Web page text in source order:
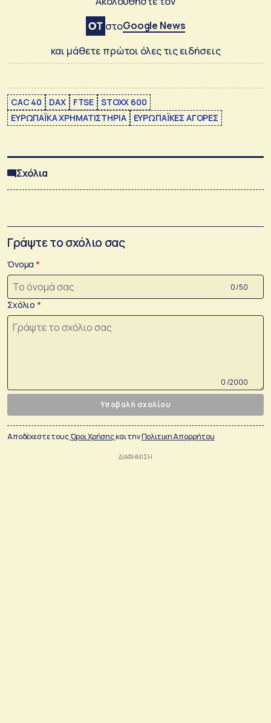
στοGoogle News
και μάθετε πρώτοι όλες τις ειδήσεις
CAC 40 DAX FTSE
STOXX 600
ΕΥΡΩΠΑΪΚΑ ΧΡΗΜΑΤΙΣΤΗΡΙΑ
ΕΥΡΩΠΑΪΚΕΣ ΑΓΟΡΕΣ
Σχόλια
Γράψτε το σχόλιο σας
Όνομα
0 /50
Σχόλιο
0 /2000
Υποβολή σχολίου
Αποδέχεστε τουςΌροι Χρήσηςκαι τηνΠολιτικη Απορρήτου